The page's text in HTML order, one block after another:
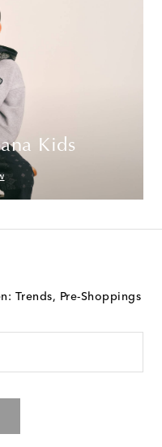
Kids
Trends, Pre-Shoppings